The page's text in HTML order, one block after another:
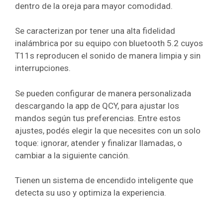
dentro de la oreja para mayor comodidad.
Se caracterizan por tener una alta fidelidad
inalámbrica por su equipo con bluetooth 5.2 cuyos
T11s reproducen el sonido de manera limpia y sin
interrupciones.
Se pueden configurar de manera personalizada
descargando la app de QCY, para ajustar los
mandos según tus preferencias. Entre estos
ajustes, podés elegir la que necesites con un solo
toque: ignorar, atender y finalizar llamadas, o
cambiar a la siguiente canción.
Tienen un sistema de encendido inteligente que
detecta su uso y optimiza la experiencia.